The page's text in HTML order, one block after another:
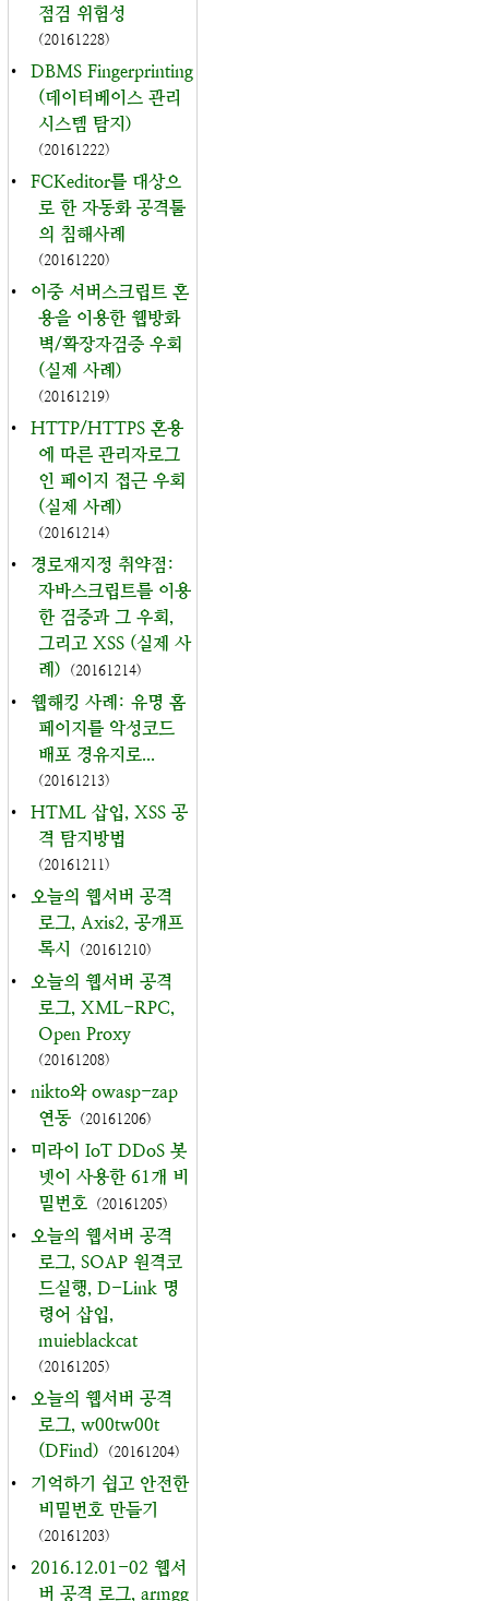
점검 위험성
(20161228)
•
DBMS Fingerprinting
(데이터베이스 관리
시스템 탐지)
(20161222)
•
FCKeditor를 대상으
로 한 자동화 공격툴
의 침해사례
(20161220)
•
이중 서버스크립트 혼
용을 이용한 웹방화
벽/확장자검증 우회
(실제 사례)
(20161219)
•
HTTP/HTTPS 혼용
에 따른 관리자로그
인 페이지 접근 우회
(실제 사례)
(20161214)
•
경로재지정 취약점:
자바스크립트를 이용
한 검증과 그 우회,
그리고 XSS (실제 사
례)
(20161214)
•
웹해킹 사례: 유명 홈
페이지를 악성코드
배포 경유지로...
(20161213)
•
HTML 삽입, XSS 공
격 탐지방법
(20161211)
•
오늘의 웹서버 공격
로그, Axis2, 공개프
록시
(20161210)
•
오늘의 웹서버 공격
로그, XML-RPC,
Open Proxy
(20161208)
•
nikto와 owasp-zap
연동 (20161206)
•
미라이 IoT DDoS 봇
넷이 사용한 61개 비
밀번호 (20161205)
•
오늘의 웹서버 공격
로그, SOAP 원격코
드실행, D-Link 명
령어 삽입,
muieblackcat
(20161205)
•
오늘의 웹서버 공격
로그, w00tw00t
(DFind)
(20161204)
•
기억하기 쉽고 안전한
비밀번호 만들기
(20161203)
•
2016.12.01-02 웹서
버 공격 로그, armgg